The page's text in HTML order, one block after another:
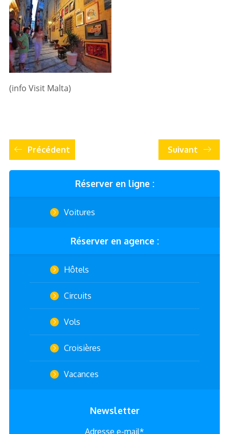
Réserver en ligne :
Voitures
Réserver en agence :
Hôtels
Circuits
Vols
Croisières
Vacances
Newsletter
Adresse e-mail*
(info Visit Malta)
Précédent Suivant